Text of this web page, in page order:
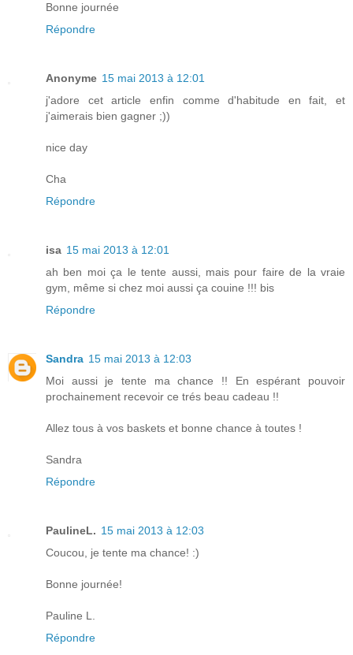
Bonne journée
Répondre
Anonyme 15 mai 2013 à 12:01
j'adore cet article enfin comme d'habitude en fait, et
j'aimerais bien gagner ;))
nice day
Cha
Répondre
isa 15 mai 2013 à 12:01
ah ben moi ça le tente aussi, mais pour faire de la vraie
gym, même si chez moi aussi ça couine !!! bis
Répondre
Sandra 15 mai 2013 à 12:03
Moi aussi je tente ma chance !! En espérant pouvoir
prochainement recevoir ce trés beau cadeau !!
Allez tous à vos baskets et bonne chance à toutes !
Sandra
Répondre
PaulineL. 15 mai 2013 à 12:03
Coucou, je tente ma chance! :)
Bonne journée!
Pauline L.
Répondre